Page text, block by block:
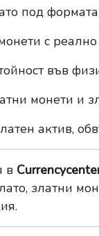
под
с
във
монети и
актив,
в
златни